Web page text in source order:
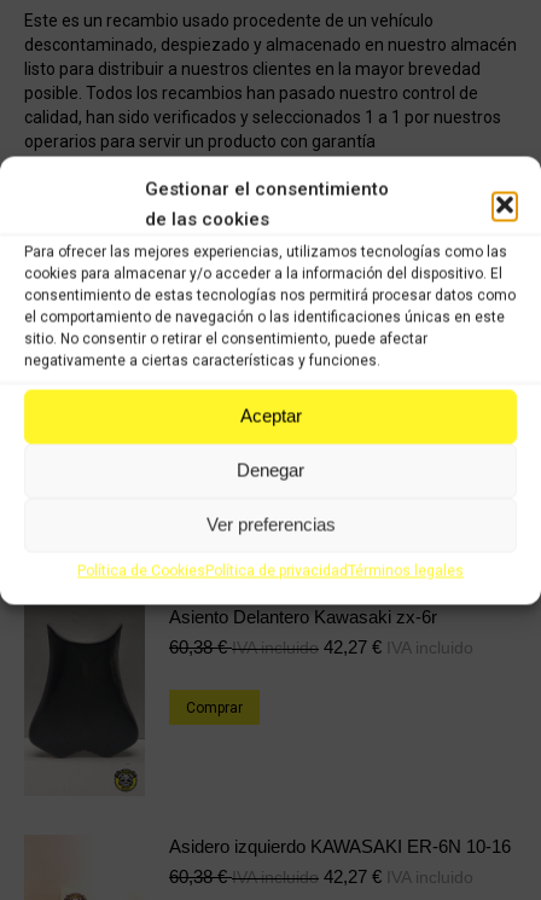
Gestionar el consentimiento
de las cookies
Para ofrecer las mejores experiencias, utilizamos tecnologías como las
cookies para almacenar y/o acceder a la información del dispositivo. El
consentimiento de estas tecnologías nos permitirá procesar datos como
el comportamiento de navegación o las identificaciones únicas en este
sitio. No consentir o retirar el consentimiento, puede afectar
negativamente a ciertas características y funciones.
Aceptar
Denegar
Ver preferencias
Política de CookiesPolítica de privacidadTérminos legales
Este es un recambio usado procedente de un vehículo
descontaminado, despiezado y almacenado en nuestro almacén
listo para distribuir a nuestros clientes en la mayor brevedad
posible. Todos los recambios han pasado nuestro control de
calidad, han sido verificados y seleccionados 1 a 1 por nuestros
operarios para servir un producto con garantía
COMPRAR
Categorías:Recambios ocasión Kawasaki,KAWASAKI NINJA ZX6R
(2009 - 2012)
Share this product
Share
on
Asiento Delantero Kawasaki zx-6r
60,38€ IVA incluido 42,27 € IVA incluido
Comprar
Asidero izquierdo KAWASAKI ER-6N 10-16
60,38€ IVA incluido 42,27 € IVA incluido